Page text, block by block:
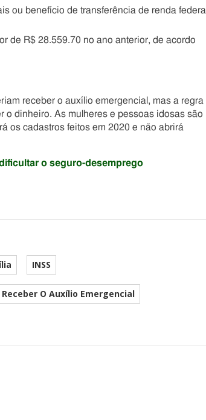
ou benefício de transferência de renda federal
de R$ 28.559.70 no ano anterior, de acordo
receber o auxílio emergencial, mas a regra
o dinheiro. As mulheres e pessoas idosas são
os cadastros feitos em 2020 e não abrirá
o seguro-desemprego
INSS
O Auxílio Emergencial